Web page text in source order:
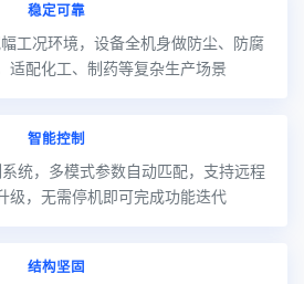
稳定可靠
工况环境，设备全机身做防尘、防腐
适配化工、制药等复杂生产场景
智能控制
统，多模式参数自动匹配，支持远程
级，无需停机即可完成功能迭代
结构坚固